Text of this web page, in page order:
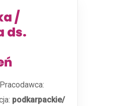
/
ds.
Pracodawca:
podkarpackie/